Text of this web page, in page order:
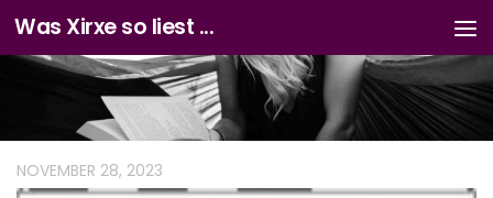
Zum Inhalt springen
Was Xirxe so liest ...
NOVEMBER 28, 2023